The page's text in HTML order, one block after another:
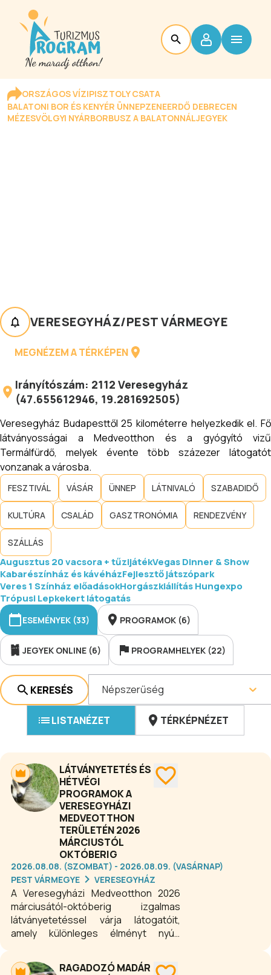
ORSZÁGOS VÍZIPISZTOLY CSATA
BALATONI BOR ÉS KENYÉR ÜNNEPZENEERDŐ DEBRECEN
MÉZESVÖLGYI NYÁRBORBUSZ A BALATONNÁLJEGYEK
VERESEGYHÁZ/PEST VÁRMEGYE
MEGNÉZEM A TÉRKÉPEN
Irányítószám: 2112 Veresegyház
(47.655612946, 19.281692505)
Veresegyház Budapesttől 25 kilométerre helyezkedik el. Fő
látványosságai a Medveotthon és a gyógyító vizű
Termálfürdő, melyek évente több százezer látogatót
vonzanak a városba.
FESZTIVÁL VÁSÁR ÜNNEP LÁTNIVALÓ SZABADIDŐ
KULTÚRA CSALÁD GASZTRONÓMIA RENDEZVÉNY
SZÁLLÁS
Augusztus 20 vacsora + tűzijátékVegas Dinner & Show
Kabarészínház és kávéházFejlesztő játszópark
Veres 1 Színház előadásokHorgászkiállítás Hungexpo
Trópusi Lepkekert látogatás
ESEMÉNYEK (33) PROGRAMOK (6)
JEGYEK ONLINE (6) PROGRAMHELYEK (22)
KERESÉS Népszerűség
LISTANÉZET TÉRKÉPNÉZET
LÁTVÁNYETETÉS ÉS
HÉTVÉGI
PROGRAMOK A
VERESEGYHÁZI
MEDVEOTTHON
TERÜLETÉN 2026
MÁRCIUSTÓL
OKTÓBERIG
2026.08.08. (SZOMBAT) - 2026.08.09. (VASÁRNAP)
PEST VÁRMEGYE
VERESEGYHÁZ
A Veresegyházi Medveotthon 2026
márciusától-októberig izgalmas
látványetetéssel várja látogatóit,
amely különleges élményt nyújt
program remek lehetőséget kínál
RAGADOZÓ MADÁR